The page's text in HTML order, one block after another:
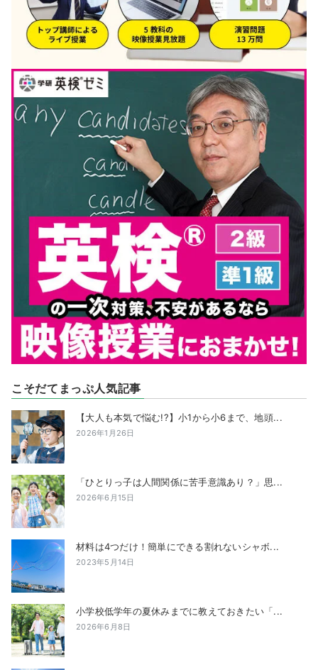
こそだてまっぷ人気記事
【大人も本気で悩む!?】小1から小6まで、地頭...
2026年1月26日
「ひとりっ子は人間関係に苦手意識あり？」思...
2026年6月15日
材料は4つだけ！簡単にできる割れないシャボ...
2023年5月14日
小学校低学年の夏休みまでに教えておきたい「...
2026年6月8日